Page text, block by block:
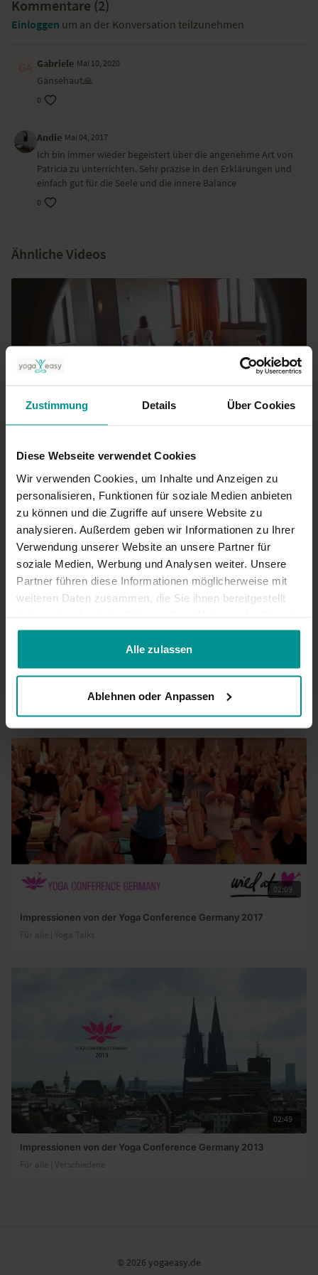
Zustimmung Details Über Cookies
Diese Webseite verwendet Cookies
Wir verwenden Cookies, um Inhalte und Anzeigen zu
personalisieren, Funktionen für soziale Medien anbieten
zu können und die Zugriffe auf unsere Website zu
analysieren. Außerdem geben wir Informationen zu Ihrer
Verwendung unserer Website an unsere Partner für
soziale Medien, Werbung und Analysen weiter. Unsere
Partner führen diese Informationen möglicherweise mit
weiteren Daten zusammen, die Sie ihnen bereitgestellt
gesammelt haben.
Alle zulassen
Ablehnen oder Anpassen
wiederfinden.
Lululemon - Yogistar - Hoffnungsträger - Pukka - Primavera - Kale &
Me - Fountain of Youth - Mercedes me Store
Kommentare (2)
Einloggen um an der Konversation teilzunehmen
Gabriele Mai 10, 2020
Gänsehaut🙏
0
Andie Mai 04, 2017
Ich bin immer wieder begeistert über die angenehme Art von
Patricia zu unterrichten. Sehr präzise in den Erklärungen und
einfach gut für die Seele und die innere Balance
0
Ähnliche Videos
Impressionen Yogi Days 2017
Für alle | Yoga Talks
02:09
Impressionen von der Yoga Conference Germany 2017
Für alle | Yoga Talks
02:49
Impressionen von der Yoga Conference Germany 2013
Für alle | Verschiedene
© 2026 yogaeasy.de